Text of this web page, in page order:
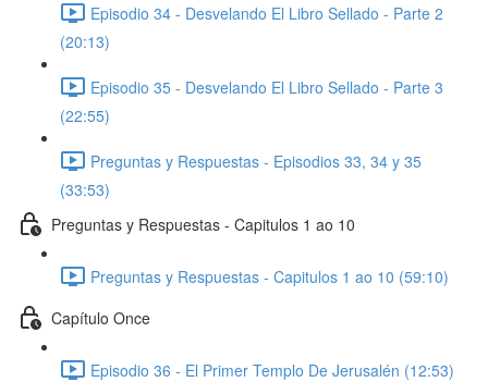
Episodio 34 - Desvelando El Libro Sellado - Parte 2
(20:13)
Episodio 35 - Desvelando El Libro Sellado - Parte 3
(22:55)
Preguntas y Respuestas - Episodios 33, 34 y 35
(33:53)
Preguntas y Respuestas - Capitulos 1 ao 10
Preguntas y Respuestas - Capitulos 1 ao 10 (59:10)
Capítulo Once
Episodio 36 - El Primer Templo De Jerusalén (12:53)